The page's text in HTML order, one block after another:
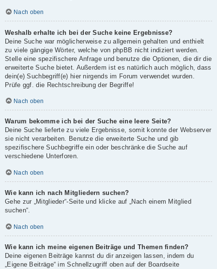
Nach oben
Weshalb erhalte ich bei der Suche keine Ergebnisse?
Deine Suche war möglicherweise zu allgemein gehalten und enthielt
zu viele gängige Wörter, welche von phpBB nicht indiziert werden.
Stelle eine spezifischere Anfrage und benutze die Optionen, die dir die
erweiterte Suche bietet. Außerdem ist es natürlich auch möglich, dass
dein(e) Suchbegriff(e) hier nirgends im Forum verwendet wurden.
Prüfe ggf. die Rechtschreibung der Begriffe!
Nach oben
Warum bekomme ich bei der Suche eine leere Seite?
Deine Suche lieferte zu viele Ergebnisse, somit konnte der Webserver
sie nicht verarbeiten. Benutze die erweiterte Suche und gib
spezifischere Suchbegriffe ein oder beschränke die Suche auf
verschiedene Unterforen.
Nach oben
Wie kann ich nach Mitgliedern suchen?
Gehe zur „Mitglieder“-Seite und klicke auf „Nach einem Mitglied
suchen“.
Nach oben
Wie kann ich meine eigenen Beiträge und Themen finden?
Deine eigenen Beiträge kannst du dir anzeigen lassen, indem du
„Eigene Beiträge“ im Schnellzugriff oben auf der Boardseite